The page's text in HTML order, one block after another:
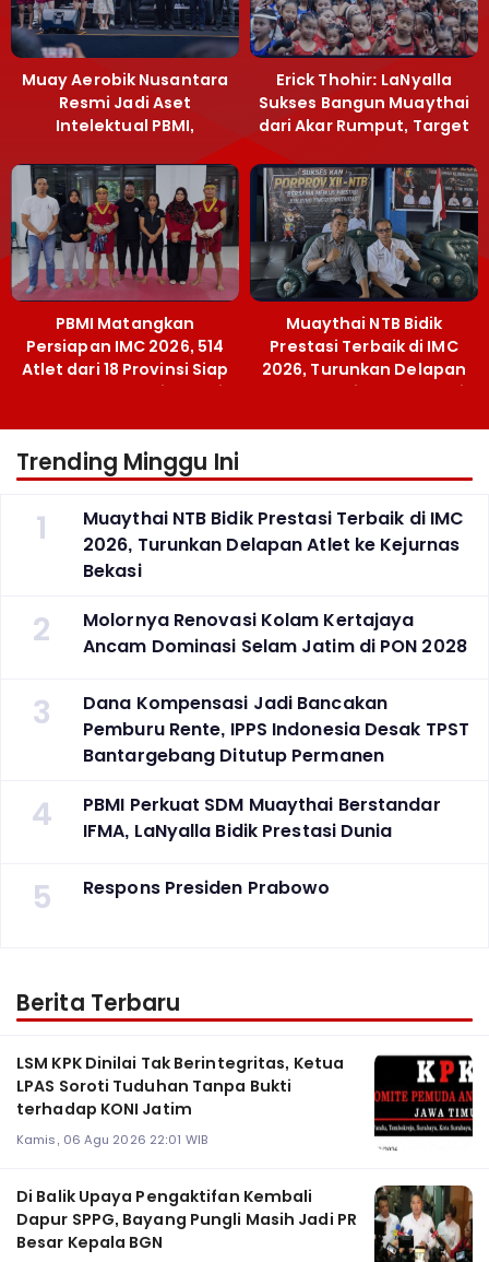
Muay Aerobik Nusantara
Resmi Jadi Aset
Intelektual PBMI,
Terobosan Bangun
Grassroots
Erick Thohir: LaNyalla
Sukses Bangun Muaythai
dari Akar Rumput, Target
PBMI Matangkan
Persiapan IMC 2026, 514
Atlet dari 18 Provinsi Siap
Berlaga Besok di Bekasi
Muaythai NTB Bidik
Prestasi Terbaik di IMC
2026, Turunkan Delapan
Atlet ke Kejurnas Bekasi
Trending Minggu Ini
1
Muaythai NTB Bidik Prestasi Terbaik di IMC
2026, Turunkan Delapan Atlet ke Kejurnas
Bekasi
2
Molornya Renovasi Kolam Kertajaya
Ancam Dominasi Selam Jatim di PON 2028
3
Dana Kompensasi Jadi Bancakan
Pemburu Rente, IPPS Indonesia Desak TPST
Bantargebang Ditutup Permanen
4
PBMI Perkuat SDM Muaythai Berstandar
IFMA, LaNyalla Bidik Prestasi Dunia
5 Respons Presiden Prabowo
Berita Terbaru
LSM KPK Dinilai Tak Berintegritas, Ketua
LPAS Soroti Tuduhan Tanpa Bukti
terhadap KONI Jatim
Kamis, 06 Agu 2026 22:01 WIB
Di Balik Upaya Pengaktifan Kembali
Dapur SPPG, Bayang Pungli Masih Jadi PR
Besar Kepala BGN